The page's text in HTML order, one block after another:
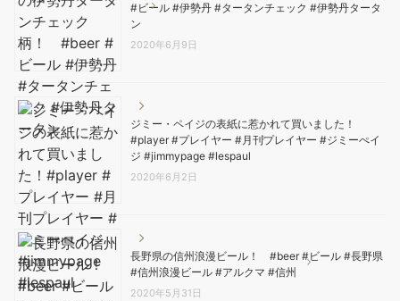
#ビール #伊勢丹 #タータンチェック #伊勢丹タータ
ン
2020年6月9日
ジミー・ペイジの表紙に惹かれて買いました！
#player #プレイヤー #月刊プレイヤー #ジミーぺイ
ジ #jimmypage #lespaul
2020年6月2日
長野県の信州浪漫ビール！ #beer #ビール #長野県
#信州浪漫ビール #アルクマ #信州
2020年5月31日